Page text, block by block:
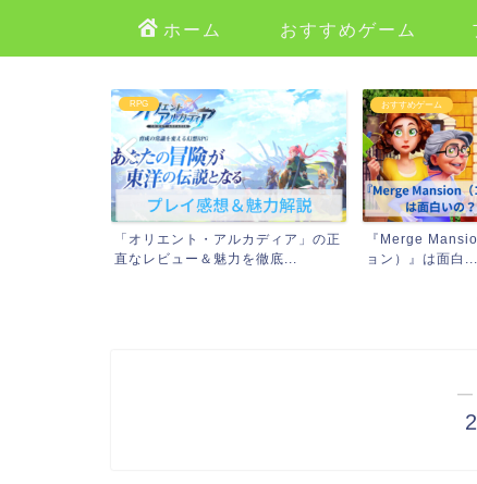
ホーム おすすめゲーム
RPG
「オリエント・アルカディア」の正
直なレビュー＆魅力を徹底...
おすすめゲーム
『Merge
ョン）』は面白...
―